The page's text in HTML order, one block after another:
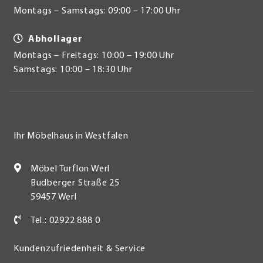
Montags – Samstags: 09:00 – 17:00 Uhr
Abhollager
Montags – Freitags: 10:00 – 19:00 Uhr
Samstags: 10:00 – 18:30 Uhr
Ihr Möbelhaus in Westfalen
Möbel Turflon Werl
Budberger Straße 25
59457 Werl
Tel.: 02922 888 0
Kundenzufriedenheit & Service